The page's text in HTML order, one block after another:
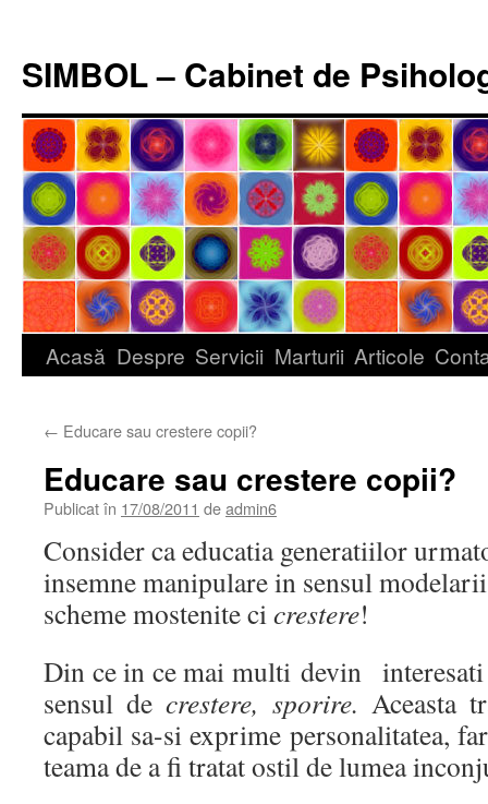
conținut
SIMBOL – Cabinet de
Acasă Despre Servicii Marturii Articole
← Educare sau crestere copii?
Educare sau crestere copii?
Publicat în 17/08/2011 deadmin6
Consider ca educatia generatiilor
insemne manipulare in sensul
scheme mostenite cicrestere!
Din ce in ce mai multi devin
sensul decrestere, sporire. Aceasta
capabil sa-si exprime personalitatea,
teama de a fi tratat ostil de lumea